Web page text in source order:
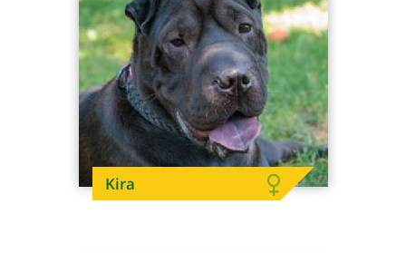
Kira